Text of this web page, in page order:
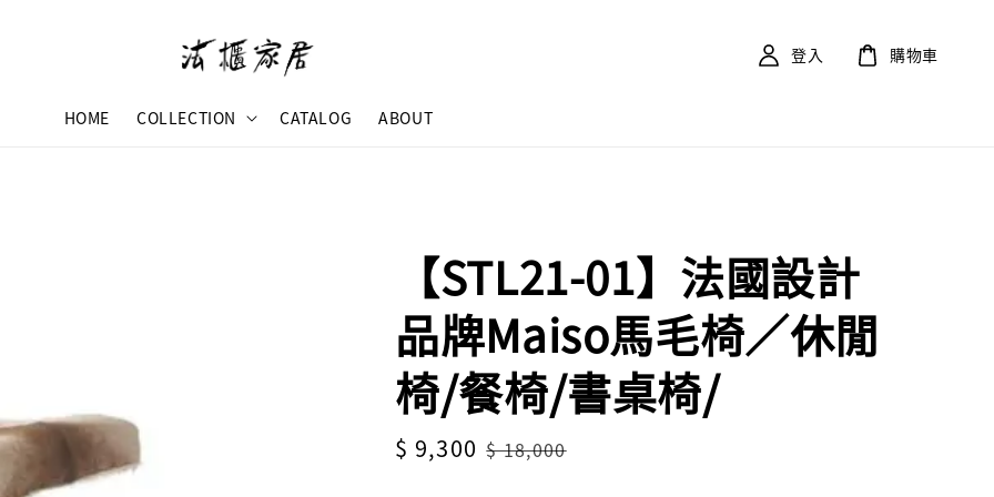
HOME COLLECTION CATALOG ABOUT
登入 購物車
【STL21-01】法國設計
品牌Maiso馬毛椅／休閒
椅/餐椅/書桌椅/
Sale
$ 9,300 Regular
$ 18,000